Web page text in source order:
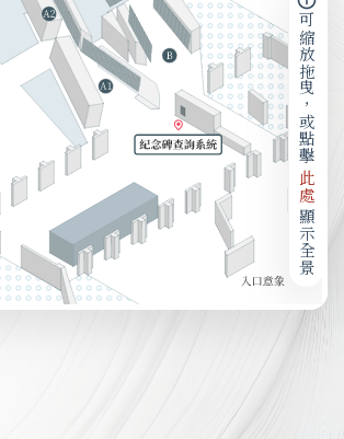
可縮放拖曳，或點擊
此處
顯示全景